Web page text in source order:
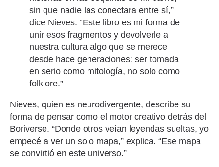
sin que nadie las conectara entre sí,”
dice Nieves. “Este libro es mi forma de
unir esos fragmentos y devolverle a
nuestra cultura algo que se merece
desde hace generaciones: ser tomada
en serio como mitología, no solo como
folklore.”
Nieves, quien es neurodivergente, describe su
forma de pensar como el motor creativo detrás del
Boriverse. “Donde otros veían leyendas sueltas, yo
empecé a ver un solo mapa,” explica. “Ese mapa
se convirtió en este universo.”